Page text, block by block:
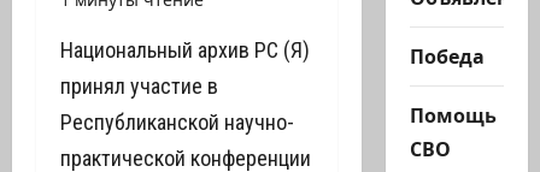
Национальный архив РС (Я)
принял участие в
Республиканской научно-
практической конференции
Победа
Помощь
СВО